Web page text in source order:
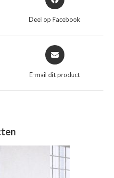
in
nieuw
Deel op Facebook
Opent
in
nieuw
E-mail dit product